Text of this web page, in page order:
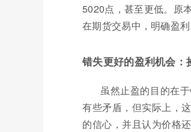
5020点，甚至更低。原
在期货交易中，明确盈
错失更好的盈利机会：
虽然止盈的目的在
有些矛盾，但实际上，
的信心，并且认为价格